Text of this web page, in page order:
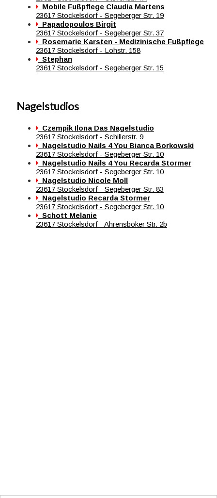
Mobile Fußpflege Claudia Martens
23617 Stockelsdorf - Segeberger Str. 19
Papadopoulos Birgit
23617 Stockelsdorf - Segeberger Str. 37
Rosemarie Karsten - Medizinische Fußpflege
23617 Stockelsdorf - Lohstr. 158
Stephan
23617 Stockelsdorf - Segeberger Str. 15
Nagelstudios
Czempik Ilona Das Nagelstudio
23617 Stockelsdorf - Schillerstr. 9
Nagelstudio Nails 4 You Bianca Borkowski
23617 Stockelsdorf - Segeberger Str. 10
Nagelstudio Nails 4 You Recarda Stormer
23617 Stockelsdorf - Segeberger Str. 10
Nagelstudio Nicole Moll
23617 Stockelsdorf - Segeberger Str. 83
Nagelstudio Recarda Stormer
23617 Stockelsdorf - Segeberger Str. 10
Schott Melanie
23617 Stockelsdorf - Ahrensböker Str. 2b